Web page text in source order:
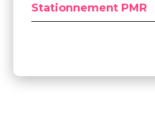
Stationnement PMR